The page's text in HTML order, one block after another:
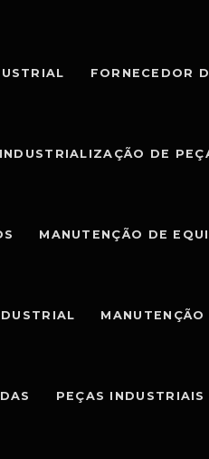
FORNECEDOR
INDUSTRIALIZAÇÃO DE
MANUTENÇÃO DE
PEÇAS